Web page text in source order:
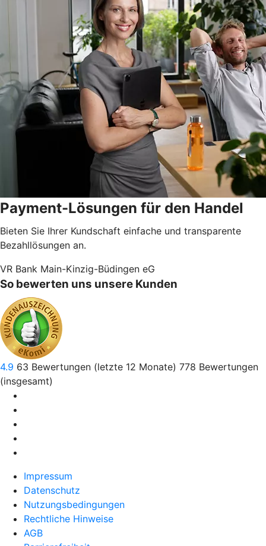
Payment-Lösungen für den Handel
Bieten Sie Ihrer Kundschaft einfache und transparente
Bezahllösungen an.
VR Bank Main-Kinzig-Büdingen eG
So bewerten uns unsere Kunden
4.9 63 Bewertungen (letzte 12 Monate) 778 Bewertungen
(insgesamt)
Impressum
Datenschutz
Nutzungsbedingungen
Rechtliche Hinweise
AGB